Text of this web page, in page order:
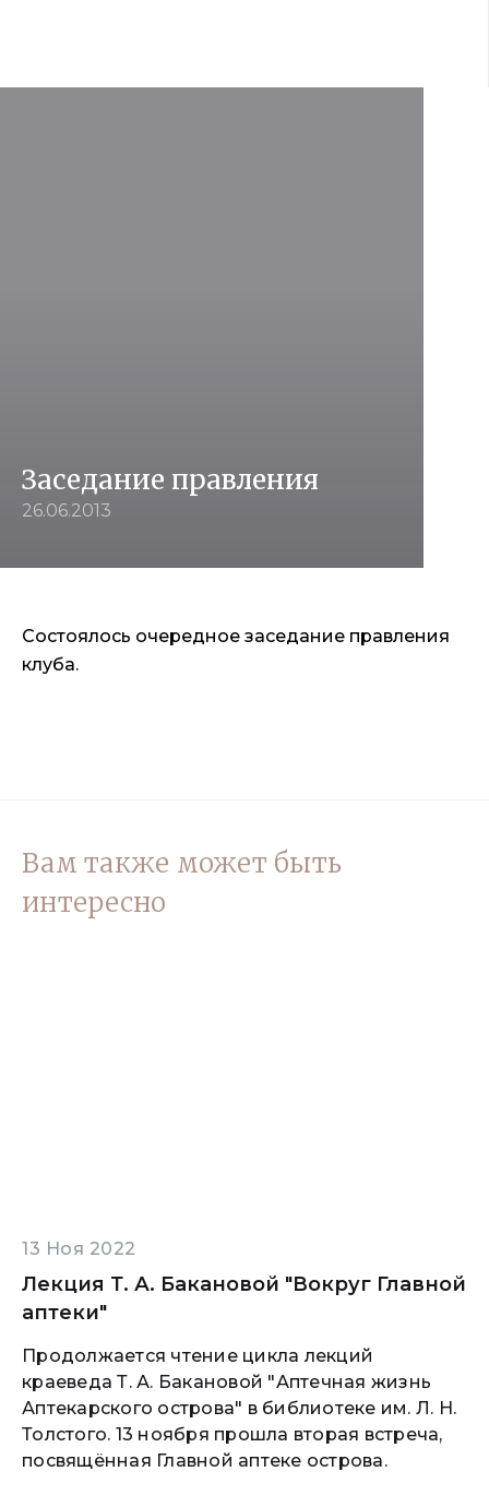
Заседание правления
26.06.2013
Состоялось очередное заседание правления
клуба.
Вам также может быть
интересно
13 Ноя 2022
Лекция Т. А. Бакановой "Вокруг Главной
аптеки"
Продолжается чтение цикла лекций
краеведа Т. А. Бакановой "Аптечная жизнь
Аптекарского острова" в библиотеке им. Л. Н.
Толстого. 13 ноября прошла вторая встреча,
посвящённая Главной аптеке острова.